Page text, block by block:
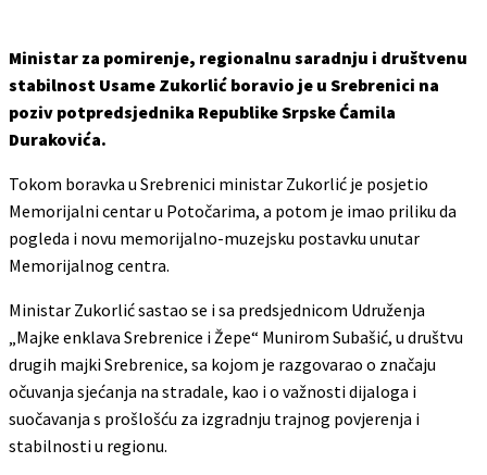
Ministar za pomirenje, regionalnu saradnju i društvenu
stabilnost Usame Zukorlić boravio je u Srebrenici na
poziv potpredsjednika Republike Srpske Ćamila
Durakovića.
Tokom boravka u Srebrenici ministar Zukorlić je posjetio
Memorijalni centar u Potočarima, a potom je imao priliku da
pogleda i novu memorijalno-muzejsku postavku unutar
Memorijalnog centra.
Ministar Zukorlić sastao se i sa predsjednicom Udruženja
„Majke enklava Srebrenice i Žepe“ Munirom Subašić, u društvu
drugih majki Srebrenice, sa kojom je razgovarao o značaju
očuvanja sjećanja na stradale, kao i o važnosti dijaloga i
suočavanja s prošlošću za izgradnju trajnog povjerenja i
stabilnosti u regionu.